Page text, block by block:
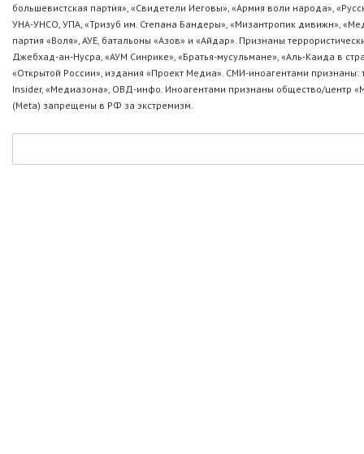
большевистская партия», «Свидетели Иеговы», «Армия воли народа»,
УНА-УНСО, УПА, «Тризуб им. Степана Бандеры», «Мизантропик дивижн»,
партия «Воля», АУЕ, батальоны «Азов» и «Айдар». Признаны
Джебхад-ан-Нусра, «АУМ Синрике», «Братья-мусульмане», «Аль-Каида в
«Открытой России», издания «Проект Медиа». СМИ-иноагентами
Insider, «Медиазона», ОВД-инфо. Иноагентами признаны общество/центр
(Metа) запрещены в РФ за экстремизм.